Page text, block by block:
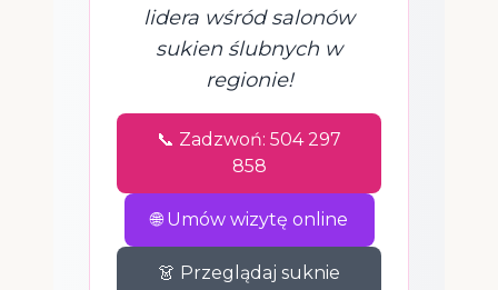
lidera wśród salonów
sukien ślubnych w
regionie!
📞 Zadzwoń: 504 297
858
🌐 Umów wizytę online
👗 Przeglądaj suknie